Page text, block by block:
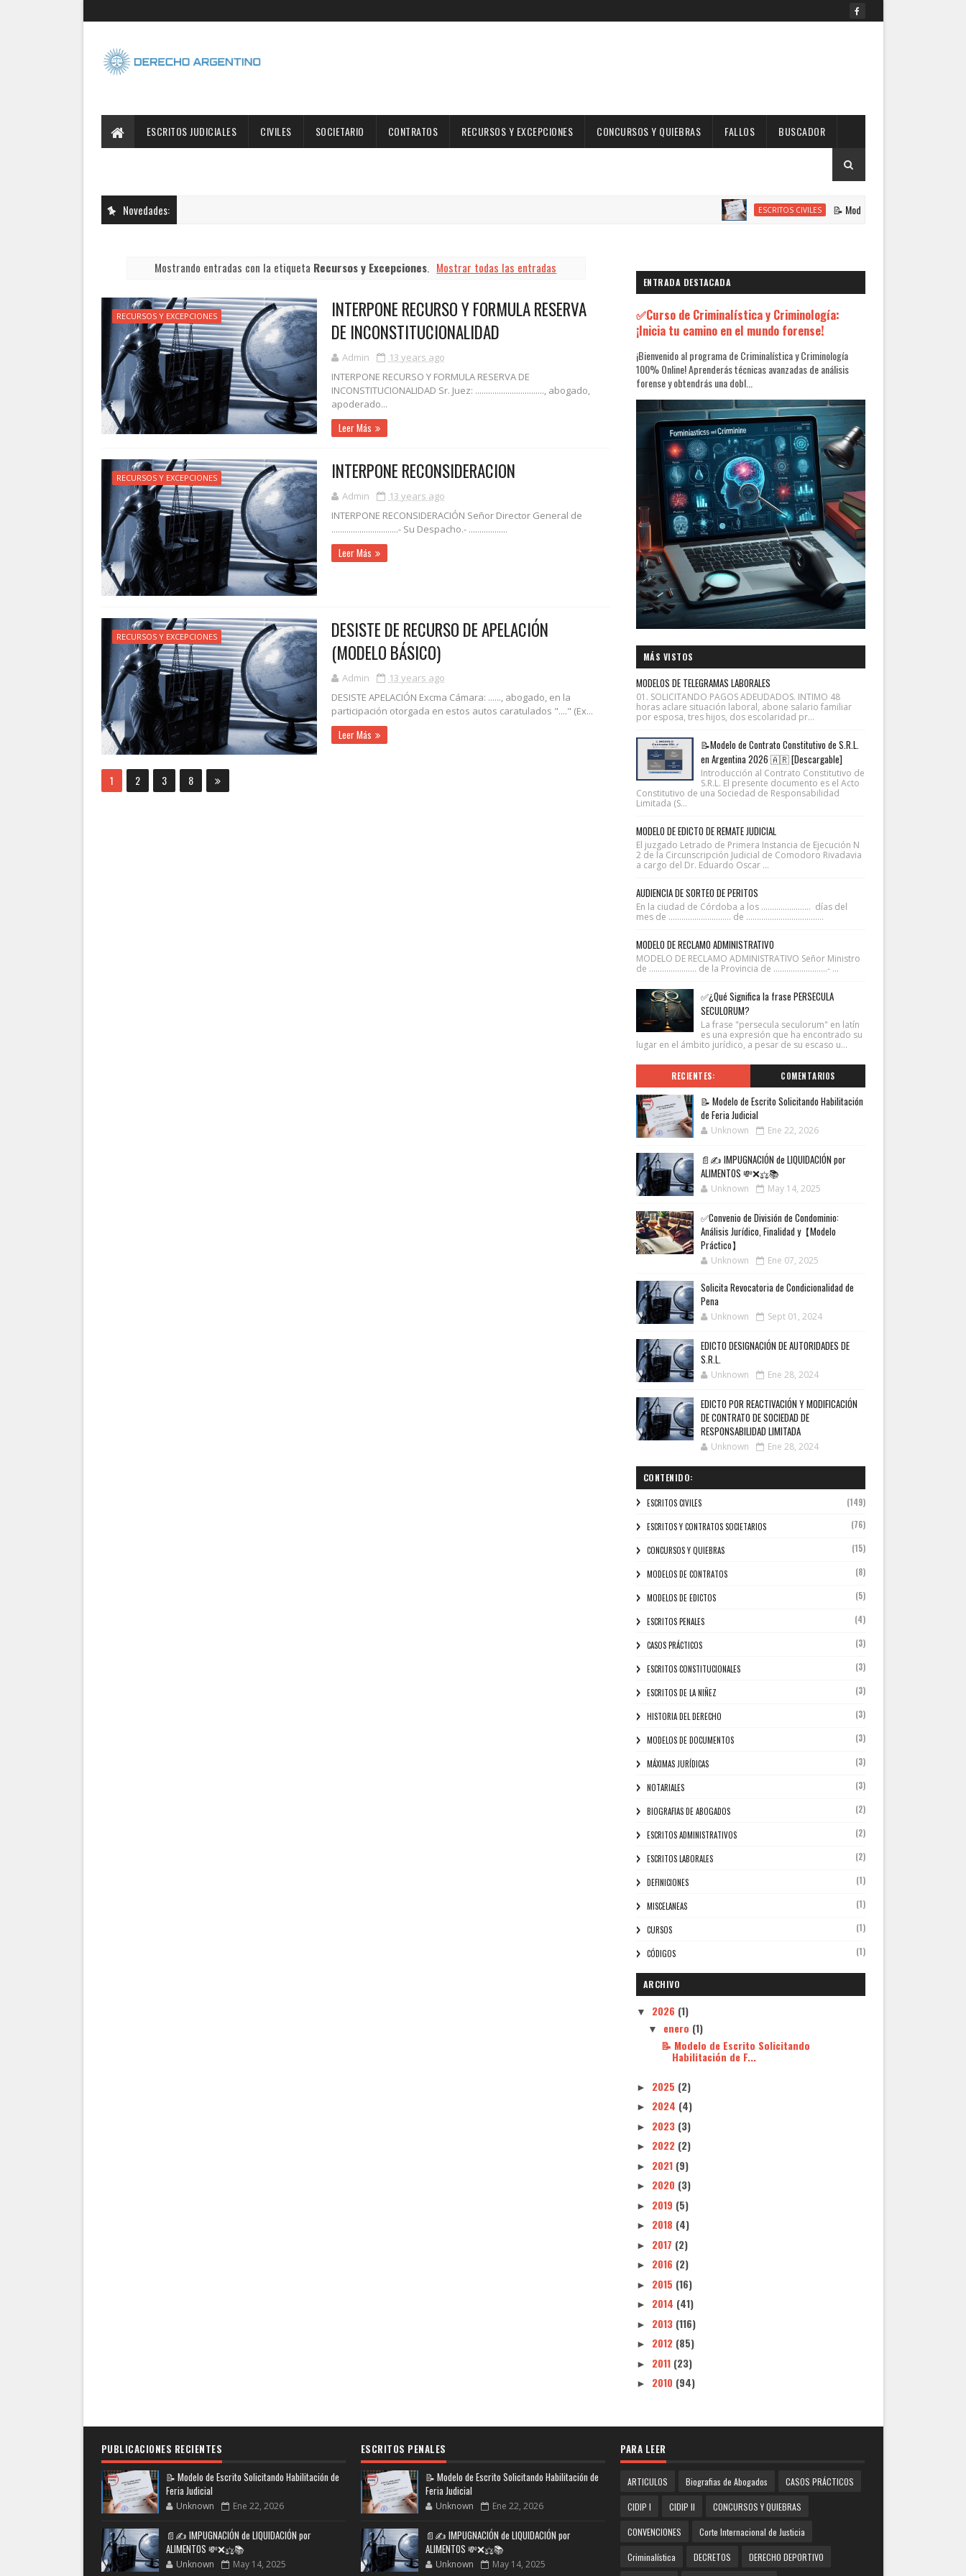
ESCRITOS JUDICIALES CIVILES SOCIETARIO CONTRATOS RECURSOS Y EXCEPCIONES CONCURSOS Y QUIEBRAS FALLOS BUSCADOR
Novedades: ESCRITOS CIVILES 📝 Modelo de Escrito Solicitando
Mostrando entradas con la etiqueta Recursos y Excepciones. Mostrar todas las entradas
RECURSOS Y EXCEPCIONES
INTERPONE RECURSO Y FORMULA RESERVA
DE INCONSTITUCIONALIDAD
Admin
13 years ago
INTERPONE RECURSO Y FORMULA RESERVA DE
INCONSTITUCIONALIDAD Sr. Juez: ................................, abogado,
apoderado...
Leer Más
RECURSOS Y EXCEPCIONES INTERPONE RECONSIDERACION
Admin
13 years ago
INTERPONE RECONSIDERACIÓN Señor Director General de
...............................- Su Despacho.- ..................
Leer Más
RECURSOS Y EXCEPCIONES
DESISTE DE RECURSO DE APELACIÓN
(MODELO BÁSICO)
Admin
13 years ago
DESISTE APELACIÓN Excma Cámara: ......, abogado, en la
participación otorgada en estos autos caratulados "...." (Ex...
Leer Más
1 2 3 8
ENTRADA DESTACADA
✅Curso de Criminalística y Criminología:
¡Inicia tu camino en el mundo forense!
¡Bienvenido al programa de Criminalística y Criminología
100% Online! Aprenderás técnicas avanzadas de análisis
forense y obtendrás una dobl...
MÁS VISTOS
MODELOS DE TELEGRAMAS LABORALES
01. SOLICITANDO PAGOS ADEUDADOS. INTIMO 48
horas aclare situación laboral, abone salario familiar
por esposa, tres hijos, dos escolaridad pr...
📝Modelo de Contrato Constitutivo de S.R.L.
en Argentina 2026 🇦🇷 [Descargable]
Introducción al Contrato Constitutivo de
S.R.L. El presente documento es el Acto
Constitutivo de una Sociedad de Responsabilidad
Limitada (S...
MODELO DE EDICTO DE REMATE JUDICIAL
El juzgado Letrado de Primera Instancia de Ejecución N
2 de la Circunscripción Judicial de Comodoro Rivadavia
a cargo del Dr. Eduardo Oscar ...
AUDIENCIA DE SORTEO DE PERITOS
En la ciudad de Córdoba a los ....................... días del
mes de ............................. de ....................................
MODELO DE RECLAMO ADMINISTRATIVO
MODELO DE RECLAMO ADMINISTRATIVO Señor Ministro
de ...................... de la Provincia de .........................- ...
✅¿Qué Significa la frase PERSECULA
SECULORUM?
La frase "persecula seculorum" en latín
es una expresión que ha encontrado su
lugar en el ámbito jurídico, a pesar de su escaso u...
RECIENTES: COMENTARIOS
📝 Modelo de Escrito Solicitando Habilitación
de Feria Judicial
Unknown Ene 22, 2026
📄✍️ IMPUGNACIÓN de LIQUIDACIÓN por
ALIMENTOS 💸❌⚖️📚
Unknown May 14, 2025
✅Convenio de División de Condominio:
Análisis Jurídico, Finalidad y【Modelo
Práctico】
Unknown Ene 07, 2025
Solicita Revocatoria de Condicionalidad de
Pena
Unknown Sept 01, 2024
EDICTO DESIGNACIÓN DE AUTORIDADES DE
S.R.L.
Unknown Ene 28, 2024
EDICTO POR REACTIVACIÓN Y MODIFICACIÓN
DE CONTRATO DE SOCIEDAD DE
RESPONSABILIDAD LIMITADA
Unknown Ene 28, 2024
CONTENIDO:
ESCRITOS CIVILES (149)
ESCRITOS Y CONTRATOS SOCIETARIOS (76)
CONCURSOS Y QUIEBRAS (15)
MODELOS DE CONTRATOS (8)
MODELOS DE EDICTOS (5)
ESCRITOS PENALES (4)
CASOS PRÁCTICOS (3)
ESCRITOS CONSTITUCIONALES (3)
ESCRITOS DE LA NIÑEZ (3)
HISTORIA DEL DERECHO (3)
MODELOS DE DOCUMENTOS (3)
MÁXIMAS JURÍDICAS (3)
NOTARIALES (3)
BIOGRAFIAS DE ABOGADOS (2)
ESCRITOS ADMINISTRATIVOS (2)
ESCRITOS LABORALES (2)
DEFINICIONES (1)
MISCELANEAS (1)
CURSOS (1)
CÓDIGOS (1)
ARCHIVO
▼ 2026 (1)
▼ enero (1)
📝 Modelo de Escrito Solicitando
Habilitación de F...
► 2025 (2)
► 2024 (4)
► 2023 (3)
► 2022 (2)
► 2021 (9)
► 2020 (3)
► 2019 (5)
► 2018 (4)
► 2017 (2)
► 2016 (2)
► 2015 (16)
► 2014 (41)
► 2013 (116)
► 2012 (85)
► 2011 (23)
► 2010 (94)
PUBLICACIONES RECIENTES
📝 Modelo de Escrito Solicitando Habilitación de
Feria Judicial
Unknown Ene 22, 2026
📄✍️ IMPUGNACIÓN de LIQUIDACIÓN por
ALIMENTOS 💸❌⚖️📚
Unknown May 14, 2025
ESCRITOS PENALES
📝 Modelo de Escrito Solicitando Habilitación de
Feria Judicial
Unknown Ene 22, 2026
📄✍️ IMPUGNACIÓN de LIQUIDACIÓN por
ALIMENTOS 💸❌⚖️📚
Unknown May 14, 2025
PARA LEER
ARTICULOS Biografias de Abogados CASOS PRÁCTICOS
CIDIP I CIDIP II CONCURSOS Y QUIEBRAS
CONVENCIONES Corte Internacional de Justicia
Criminalística DECRETOS DERECHO DEPORTIVO